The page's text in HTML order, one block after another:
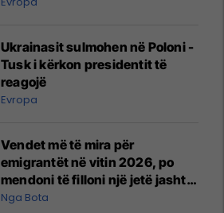
Mançesterit
Ukrainasit sulmohen në Poloni -
Tusk i kërkon presidentit të
reagojë
Evropa
Vendet më të mira për
emigrantët në vitin 2026, po
mendoni të filloni një jetë jashtë
vendit?
Nga Bota